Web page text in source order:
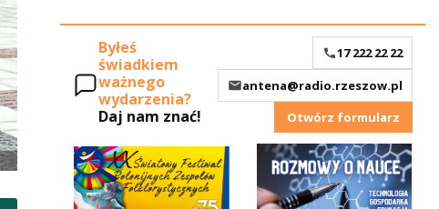
Byłeś
świadkiem
ważnego
wydarzenia?
Daj nam znać!
17 222 22 22
antena@radio.rzeszow.pl
Otwórz formularz